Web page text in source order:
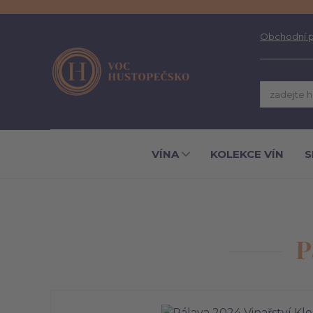
Obchodní
VÍNA KOLEKCE VÍN